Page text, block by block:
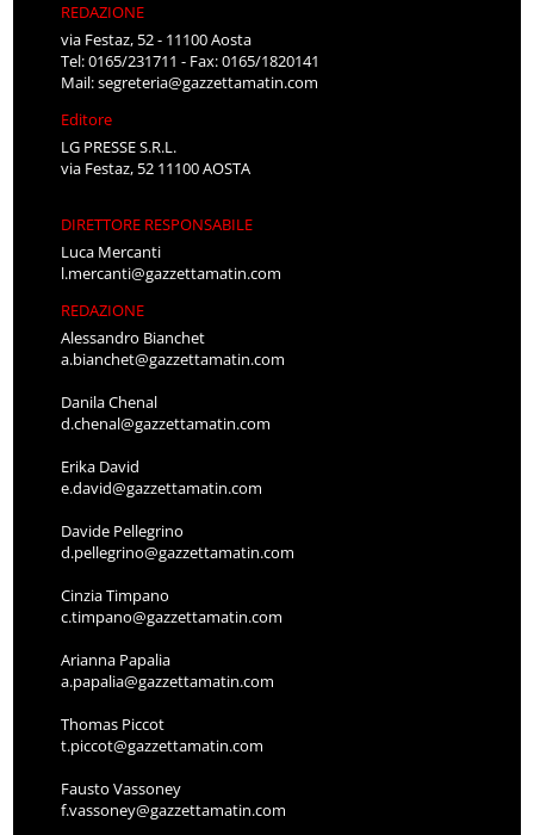
REDAZIONE
via Festaz, 52 - 11100 Aosta
Tel: 0165/231711 - Fax: 0165/1820141
Mail:segreteria@gazzettamatin.com
Editore
LG PRESSE S.R.L.
via Festaz, 52 11100 AOSTA
DIRETTORE RESPONSABILE
Luca Mercanti
l.mercanti@gazzettamatin.com
REDAZIONE
Alessandro Bianchet
a.bianchet@gazzettamatin.com
Danila Chenal
d.chenal@gazzettamatin.com
Erika David
e.david@gazzettamatin.com
Davide Pellegrino
d.pellegrino@gazzettamatin.com
Cinzia Timpano
c.timpano@gazzettamatin.com
Arianna Papalia
a.papalia@gazzettamatin.com
Thomas Piccot
t.piccot@gazzettamatin.com
Fausto Vassoney
f.vassoney@gazzettamatin.com